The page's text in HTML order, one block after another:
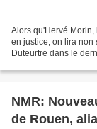
Alors qu'Hervé
en justice, on lira non
Duteurtre dans le
NMR:
de Rouen,